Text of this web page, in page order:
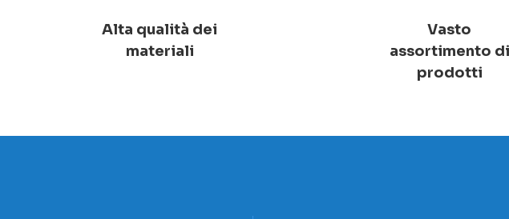
Alta qualità dei
materiali
Vasto
assortimento di
prodotti